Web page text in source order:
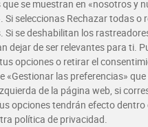
· COMER
privacidad Política de
se muestran en «nosotros y
Si seleccionas Rechazar todas
Si se deshabilitan los
dejar de ser relevantes para ti.
opciones o retirar el
«Gestionar las preferencias»
de la página web, si
opciones tendrán efecto
política de privacidad.